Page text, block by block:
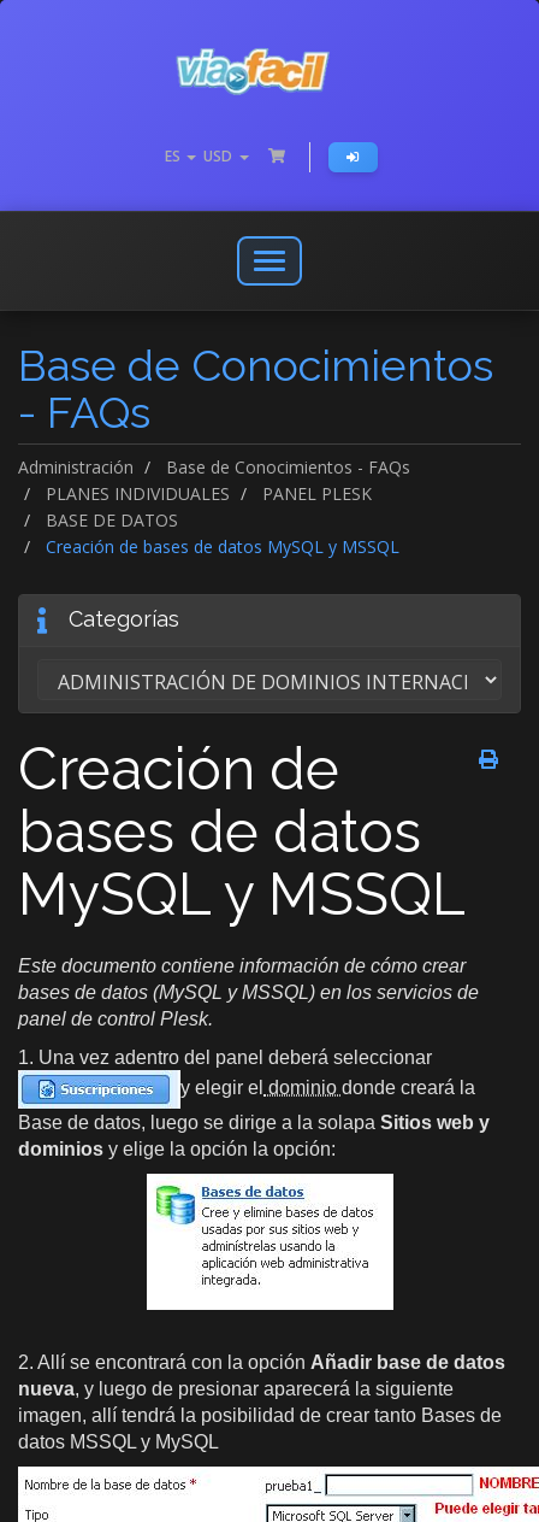
ES USD
Abrir
o
menú
de
Base de Conocimientos
- FAQs
Administración
Base de Conocimientos - FAQs
PLANES INDIVIDUALES
PANEL PLESK
BASE DE DATOS
Creación de bases de datos MySQL y MSSQL
Categorías
Creación de
bases de datos
MySQL y MSSQL
Este documento contiene información de cómo crear
bases de datos (MySQL y MSSQL) en los servicios de
panel de control Plesk.
1. Una vez adentro del panel deberá seleccionar
y elegir el dominio donde creará la
Base de datos, luego se dirige a la solapa Sitios web y
dominios y elige la opción la opción:
2. Allí se encontrará con la opción Añadir base de datos
nueva, y luego de presionar aparecerá la siguiente
imagen, allí tendrá la posibilidad de crear tanto Bases de
datos MSSQL y MySQL